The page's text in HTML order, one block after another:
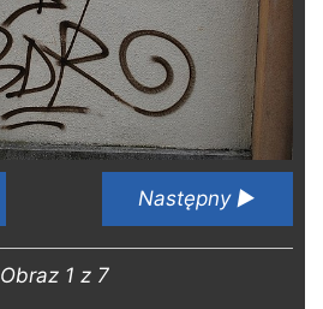
Następny ►
Obraz 1 z 7